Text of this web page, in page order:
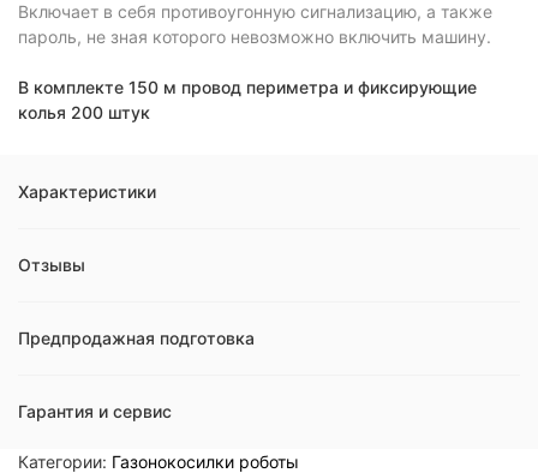
Включает в себя противоугонную сигнализацию, а также
пароль, не зная которого невозможно включить машину.
В комплекте 150 м провод периметра и фиксирующие
колья 200 штук
Характеристики
Отзывы
Предпродажная подготовка
Гарантия и сервис
Категории: Газонокосилки роботы